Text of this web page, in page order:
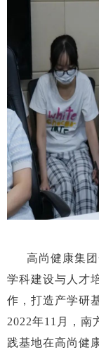
高尚健康集
学科建设与人才
作，打造产学研
2022年11月，南
践基地在高尚健